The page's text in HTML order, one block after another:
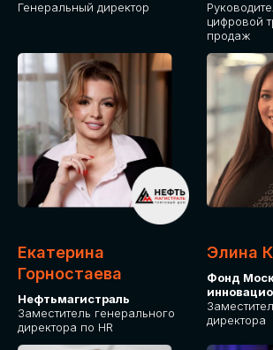
Генеральный директор
цифровой
продаж
Екатерина
Горностаева
Нефтьмагистраль
Заместитель генерального
директора по HR
Элина
Фонд
директора
Приглашаем стать партнером GLOBAL
TECH FORUM и презентовать ваши
решения целевой аудитории. Будем
рады сотрудничеству!
СТАНЬТЕ
ЭКСПОНЕНТОМ
ПОДАТЬ ЗАЯВКУ
IT Solutions for Business